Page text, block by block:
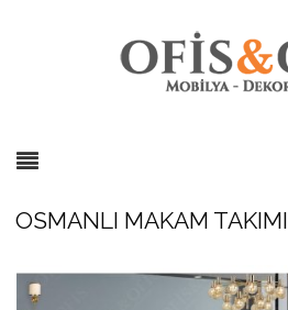
OSMANLI MAKAM TAKIMI